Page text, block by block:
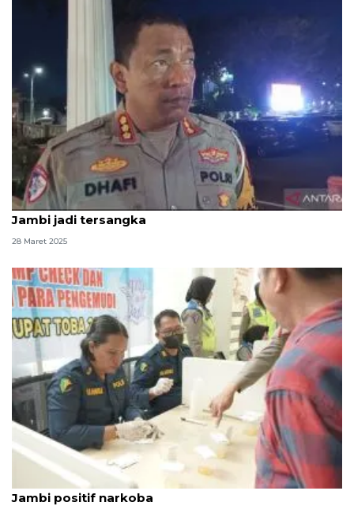
Polisi tetapkan sopir bus kecelakaan tunggal di
Jambi jadi tersangka
28 Maret 2025
Polda Sumut temukan sopir bus jurusan Medan-
Jambi positif narkoba